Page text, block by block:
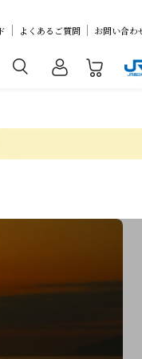
よくあるご質問 お問い合わ